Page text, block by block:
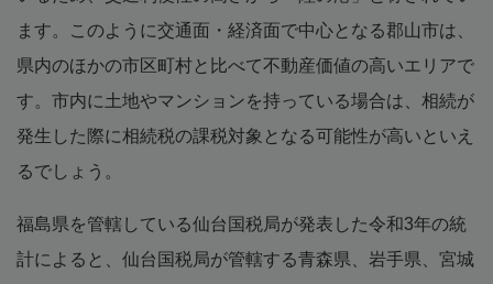
ます。このように交通面・経済面で中心となる郡山市は、
県内のほかの市区町村と比べて不動産価値の高いエリアで
す。市内に土地やマンションを持っている場合は、相続が
発生した際に相続税の課税対象となる可能性が高いといえ
るでしょう。
福島県を管轄している仙台国税局が発表した令和3年の統
計によると、仙台国税局が管轄する青森県、岩手県、宮城